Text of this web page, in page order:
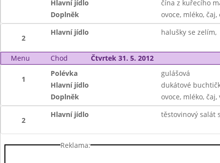
Hlavní jídlo
čína z kuřecího
Doplněk
ovoce, mléko,
2
Hlavní jídlo halušky se zelím,
Menu Chod Čtvrtek 31. 5. 2012
1
Polévka
gulášová
Hlavní jídlo
dukátové
Doplněk
ovoce, mléko,
2
Hlavní jídlo těstovinový salát
Reklama: